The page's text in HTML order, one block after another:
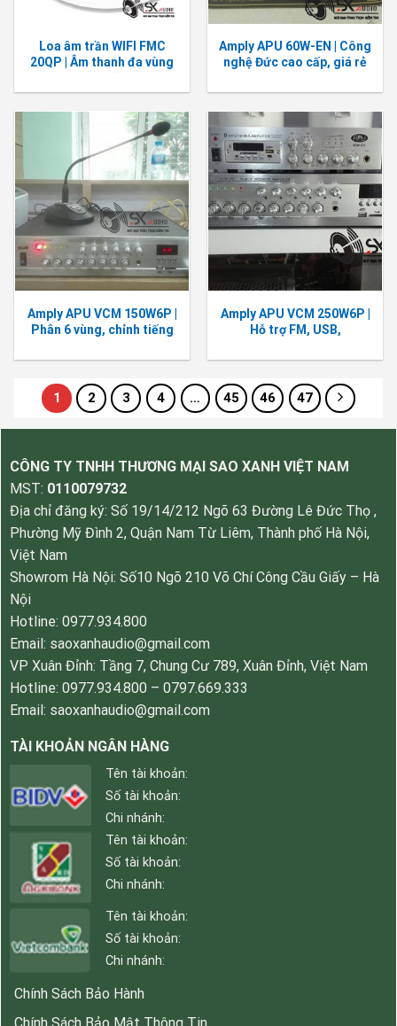
Loa âm trần WIFI FMC
20QP | Âm thanh đa vùng
Amply APU 60W-EN | Công
nghệ Đức cao cấp, giá rẻ
Amply APU VCM 150W6P |
Phân 6 vùng, chỉnh tiếng
Amply APU VCM 250W6P |
Hỗ trợ FM, USB,
1 2 3 4 … 45 46 47
CÔNG TY TNHH THƯƠNG MẠI SAO XANH VIỆT NAM
MST: 0110079732
Địa chỉ đăng ký: Số 19/14/212 Ngõ 63 Đường Lê Đức Thọ ,
Phường Mỹ Đình 2, Quận Nam Từ Liêm, Thành phố Hà Nội,
Việt Nam
Showrom Hà Nội: Số10 Ngõ 210 Võ Chí Công Cầu Giấy – Hà
Nội
Hotline: 0977.934.800
Email: saoxanhaudio@gmail.com
VP Xuân Đỉnh: Tầng 7, Chung Cư 789, Xuân Đỉnh, Việt Nam
Hotline: 0977.934.800 – 0797.669.333
Email: saoxanhaudio@gmail.com
TÀI KHOẢN NGÂN HÀNG
Tên tài khoản:
Số tài khoản:
Chi nhánh:
Tên tài khoản:
Số tài khoản:
Chi nhánh:
Tên tài khoản:
Số tài khoản:
Chi nhánh:
Chính Sách Bảo Hành
Chính Sách Bảo Mật Thông Tin